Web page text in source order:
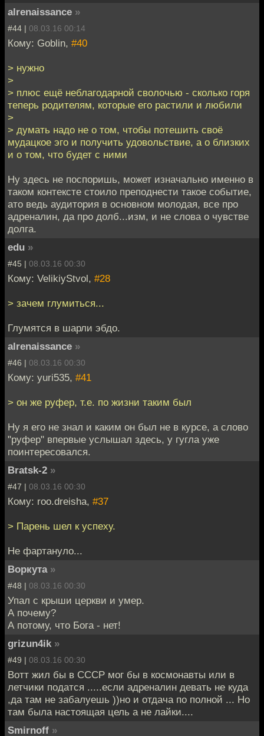
alrenaissance »
#44 | 08.03.16 00:14
Кому: Goblin, #40
> нужно
>
> плюс ещё неблагодарной сволочью - сколько горя
теперь родителям, которые его растили и любили
>
> думать надо не о том, чтобы потешить своё
мудацкое эго и получить удовольствие, а о близких
и о том, что будет с ними
Ну здесь не поспоришь, может изначально именно в
таком контексте стоило преподнести такое событие,
ато ведь аудитория в основном молодая, все про
адреналин, да про долб...изм, и не слова о чувстве
долга.
edu »
#45 | 08.03.16 00:30
Кому: VelikiyStvol, #28
> зачем глумиться...
Глумятся в шарли эбдо.
alrenaissance »
#46 | 08.03.16 00:30
Кому: yuri535, #41
> он же руфер, т.е. по жизни таким был
Ну я его не знал и каким он был не в курсе, а слово
"руфер" впервые услышал здесь, у гугла уже
поинтересовался.
Bratsk-2 »
#47 | 08.03.16 00:30
Кому: roo.dreisha, #37
> Парень шел к успеху.
Не фартануло...
Воркута »
#48 | 08.03.16 00:30
Упал с крыши церкви и умер.
А почему?
А потому, что Бога - нет!
grizun4ik »
#49 | 08.03.16 00:30
Вотт жил бы в СССР мог бы в космонавты или в
летчики податся .....если адреналин девать не куда
,да там не забалуешь ))но и отдача по полной ... Но
там была настоящая цель а не лайки....
Smirnoff »